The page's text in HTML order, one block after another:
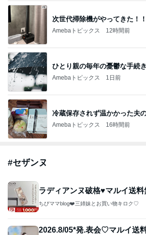
次世代掃除機がやってきた！！
Amebaトピックス 12時間前
ひとり親の毎年の憂鬱な手続き
Amebaトピックス 1日前
冷蔵保存されず温かかった夫
Amebaトピックス 16時間前
#セザンヌ
ラディアンヌ破格♥️マルイ送料
ちびママblog❤️三姉妹とお買い物キロク♡
2026.8/05*発.表会♡マルイ送